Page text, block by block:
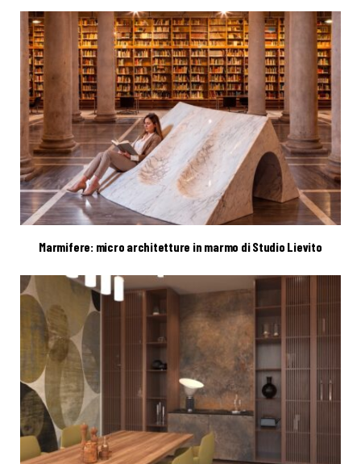
Marmifere: micro architetture in marmo di Studio Lievito